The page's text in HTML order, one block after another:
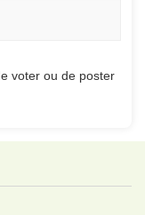
voter ou de poster